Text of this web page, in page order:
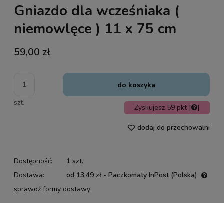
Gniazdo dla wcześniaka (
niemowlęce ) 11 x 75 cm
59,00 zł
szt.
do koszyka
Zyskujesz 59 pkt [ ]
dodaj do przechowalni
Dostępność:
1 szt.
Dostawa:
od 13,49 zł - Paczkomaty InPost (Polska)
sprawdź formy dostawy